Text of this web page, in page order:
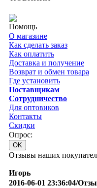
Помощь
О магазине
Как сделать заказ
Как оплатить
Доставка и получение
Возврат и обмен товара
Где установить
Поставщикам
Сотрудничество
Для оптовиков
Контакты
Cкидки
Опрос:
Отзывы наших
Игорь
2016-06-01 23:36:04/